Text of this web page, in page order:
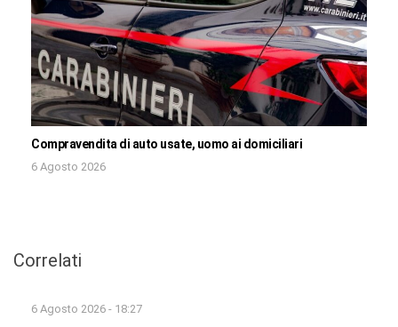
Compravendita di auto usate, uomo ai domiciliari
6 Agosto 2026
Correlati
6 Agosto 2026 - 18:27